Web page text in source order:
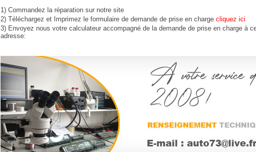
1) Commandez la réparation sur notre site
2) Téléchargez et Imprimez le formulaire de demande de prise en charge cliquez ici
3) Envoyez nous votre calculateur accompagné de la demande de prise en charge à
adresse: